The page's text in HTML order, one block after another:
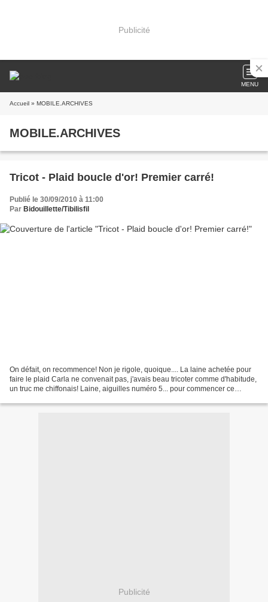
Publicité
MENU
Accueil » MOBILE.ARCHIVES
MOBILE.ARCHIVES
Tricot - Plaid boucle d'or! Premier carré!
Publié le 30/09/2010 à 11:00
Par Bidouillette/Tibilisfil
On défait, on recommence! Non je rigole, quoique.... La laine achetée pour
faire le plaid Carla ne convenait pas, j'avais beau tricoter comme d'habitude,
un truc me chiffonais! Laine, aiguilles numéro 5... pour commencer ce
Publicité